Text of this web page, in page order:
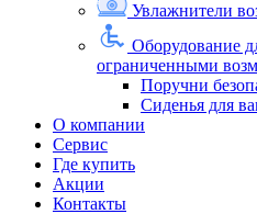
Увлажнители
Оборудование
ограниченными
Поручни
Сиденья для
О компании
Сервис
Где купить
Акции
Контакты